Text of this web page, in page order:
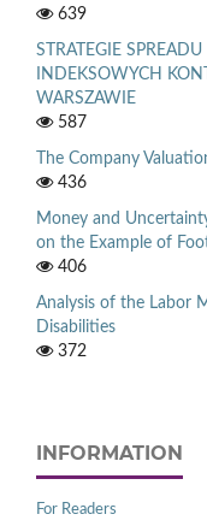
639
STRATEGIE
INDEKSOWYCH
WARSZAWIE
587
The Company
436
Money and
on the Example of
406
Analysis of the Labor
Disabilities
372
INFORMATION
For Readers